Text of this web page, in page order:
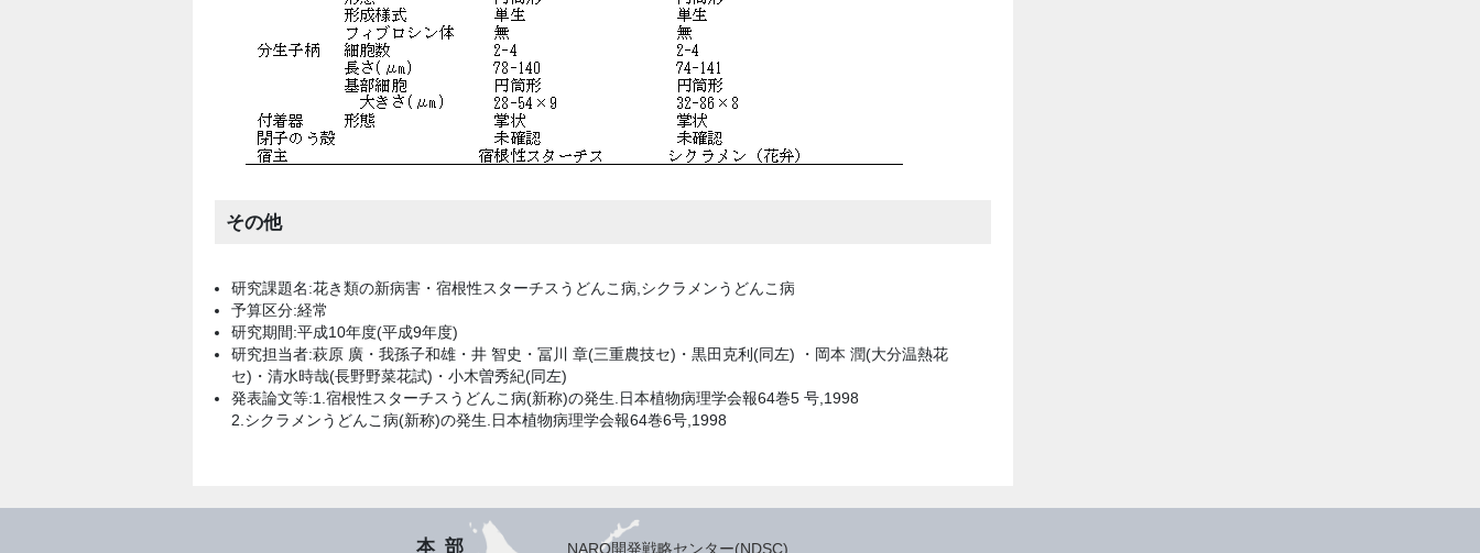
その他
研究課題名:花き類の新病害・宿根性スターチスうどんこ病,シクラメンうどんこ病
予算区分:経常
研究期間:平成10年度(平成9年度)
研究担当者:萩原 廣・我孫子和雄・井 智史・冨川 章(三重農技セ)・黒田克利(同左) ・岡本 潤(大分温熱花
セ)・清水時哉(長野野菜花試)・小木曽秀紀(同左)
発表論文等:1.宿根性スターチスうどんこ病(新称)の発生.日本植物病理学会報64巻5 号,1998
2.シクラメンうどんこ病(新称)の発生.日本植物病理学会報64巻6号,1998
本部 NARO開発戦略センター(NDSC)